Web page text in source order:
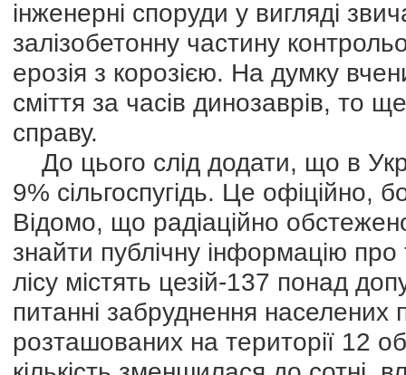
інженерні споруди у вигляді
залізобетонну частину
ерозія з корозією. На думку
сміття за часів динозаврів, то
справу.
До цього слід додати, що в
9% сільгоспугідь. Це
Відомо, що радіаційно
знайти публічну інформацію
лісу містять цезій-137 понад
питанні забруднення населених
розташованих на території 12